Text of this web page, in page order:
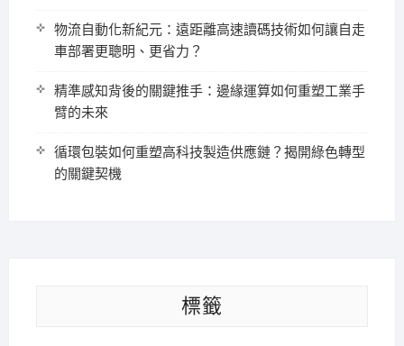
物流自動化新紀元：遠距離高速讀碼技術如何讓自走
車部署更聰明、更省力？
精準感知背後的關鍵推手：邊緣運算如何重塑工業手
臂的未來
循環包裝如何重塑高科技製造供應鏈？揭開綠色轉型
的關鍵契機
標籤